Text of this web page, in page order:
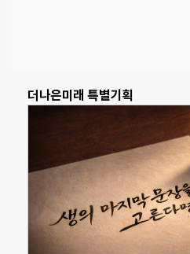
더나은미래 특별기획